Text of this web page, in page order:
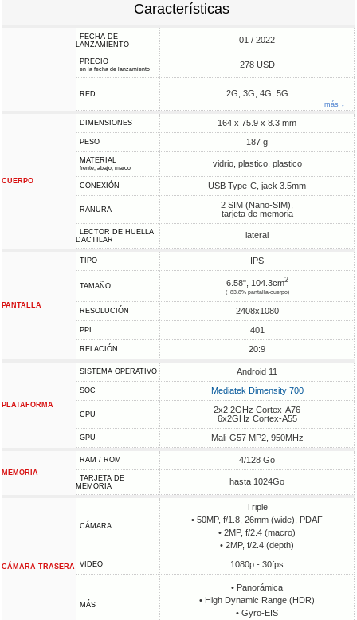
Características
FECHA DE
LANZAMIENTO
01 / 2022
PRECIO
en la fecha de lanzamiento 278 USD
RED 2G, 3G, 4G, 5G
más ↓
CUERPO
DIMENSIONES 164 x 75.9 x 8.3 mm
PESO 187 g
MATERIAL
frente, abajo, marco vidrio, plastico, plastico
CONEXIÓN USB Type-C, jack 3.5mm
RANURA
2 SIM (Nano-SIM),
tarjeta de memoria
LECTOR DE HUELLA
DACTILAR
lateral
PANTALLA
TIPO IPS
TAMAÑO 6.58", 104.3cm2
(~83.8% pantalla-cuerpo)
RESOLUCIÓN 2408x1080
PPI 401
RELACIÓN 20:9
PLATAFORMA
SISTEMA OPERATIVO Android 11
SOC Mediatek Dimensity 700
CPU
2x2.2GHz Cortex-A76
6x2GHz Cortex-A55
GPU Mali-G57 MP2, 950MHz
MEMORIA
RAM / ROM 4/128 Go
TARJETA DE
MEMORIA
hasta 1024Go
CÁMARA TRASERA
CÁMARA
Triple
• 50MP, f/1.8, 26mm (wide), PDAF
• 2MP, f/2.4 (macro)
• 2MP, f/2.4 (depth)
VIDEO 1080p - 30fps
MÁS
• Panorámica
• High Dynamic Range (HDR)
• Gyro-EIS